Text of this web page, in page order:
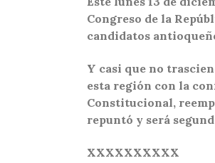
Congreso de la
candidatos
Y casi que no
esta región con la
Constitucional,
repuntó y será
XXXXXXXXXX